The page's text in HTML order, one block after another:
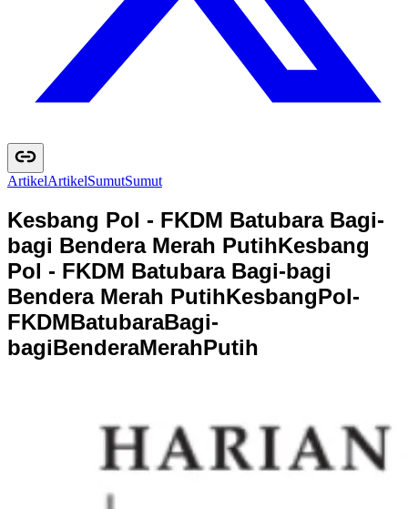
ArtikelArtikelSumutSumut
Kesbang Pol - FKDM Batubara Bagi-
bagi Bendera Merah PutihKesbang
Pol - FKDM Batubara Bagi-bagi
Bendera Merah PutihKesbangPol-
FKDMBatubaraBagi-
bagiBenderaMerahPutih